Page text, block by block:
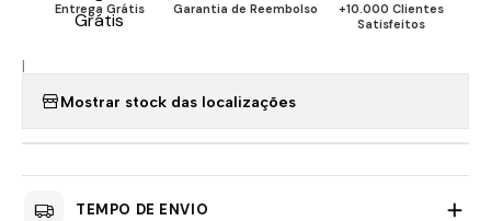
Entrega Grátis Garantia de Reembolso
+10.000 Clientes
Satisfeitos
|
Mostrar stock das localizações
TEMPO DE ENVIO